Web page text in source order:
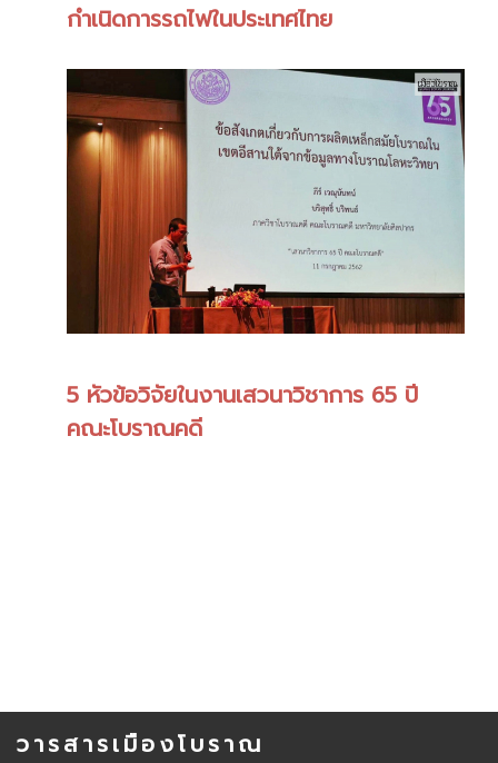
กำเนิดการรถไฟในประเทศไทย
5 หัวข้อวิจัยในงานเสวนาวิชาการ 65 ปี
คณะโบราณคดี
วารสารเมืองโบราณ